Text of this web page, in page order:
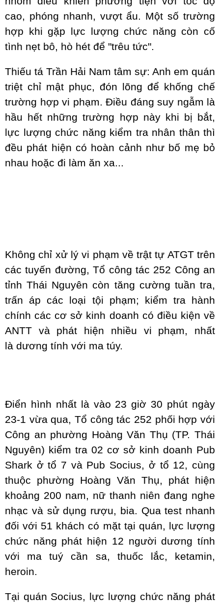
cao, phóng nhanh, vượt ẩu. Một số trường
hợp khi gặp lực lượng chức năng còn cố
tình nẹt bô, hò hét để "trêu tức".
Thiếu tá Trần Hải Nam tâm sự: Anh em quán
triệt chỉ mật phục, đón lõng để khống chế
trường hợp vi phạm. Điều đáng suy ngẫm là
hầu hết những trường hợp này khi bị bắt,
lực lượng chức năng kiểm tra nhân thân thì
đều phát hiện có hoàn cảnh như bố mẹ bỏ
nhau hoặc đi làm ăn xa...
Không chỉ xử lý vi phạm về trật tự ATGT trên
các tuyến đường, Tổ công tác 252 Công an
tỉnh Thái Nguyên còn tăng cường tuần tra,
trấn áp các loại tội phạm; kiểm tra hành
chính các cơ sở kinh doanh có điều kiện về
ANTT và phát hiện nhiều vi phạm, nhất
là dương tính với ma túy.
Điển hình nhất là vào 23 giờ 30 phút ngày
23-1 vừa qua, Tổ công tác 252 phối hợp với
Công an phường Hoàng Văn Thụ (TP. Thái
Nguyên) kiểm tra 02 cơ sở kinh doanh Pub
Shark ở tổ 7 và Pub Socius, ở tổ 12, cùng
thuộc phường Hoàng Văn Thụ, phát hiện
khoảng 200 nam, nữ thanh niên đang nghe
nhạc và sử dụng rượu, bia. Qua test nhanh
đối với 51 khách có mặt tại quán, lực lượng
chức năng phát hiện 12 người dương tính
với ma tuý cần sa, thuốc lắc, ketamin,
heroin.
Tại quán Socius, lực lượng chức năng phát